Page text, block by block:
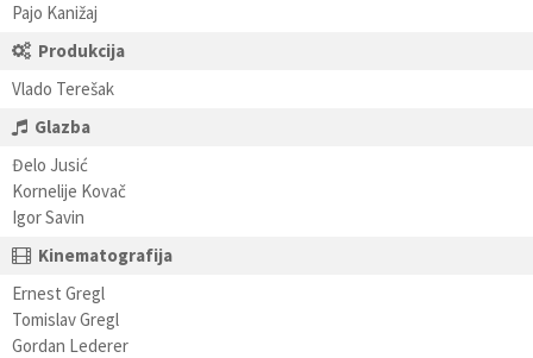
Pajo Kanižaj
Produkcija
Vlado Terešak
Glazba
Đelo Jusić
Kornelije Kovač
Igor Savin
Kinematografija
Ernest Gregl
Tomislav Gregl
Gordan Lederer